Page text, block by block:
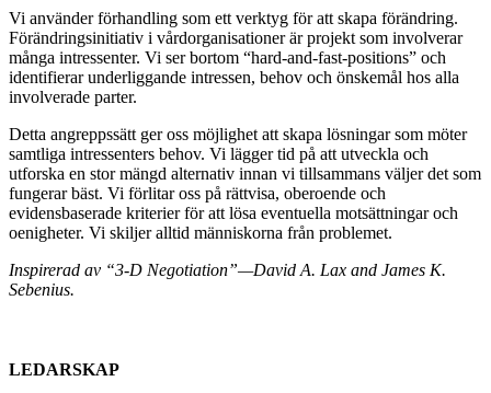
Vi använder förhandling som ett verktyg för att skapa förändring.
Förändringsinitiativ i vårdorganisationer är projekt som involverar
många intressenter. Vi ser bortom “hard-and-fast-positions” och
identifierar underliggande intressen, behov och önskemål hos alla
involverade parter.
Detta angreppssätt ger oss möjlighet att skapa lösningar som möter
samtliga intressenters behov. Vi lägger tid på att utveckla och
utforska en stor mängd alternativ innan vi tillsammans väljer det som
fungerar bäst. Vi förlitar oss på rättvisa, oberoende och
evidensbaserade kriterier för att lösa eventuella motsättningar och
oenigheter. Vi skiljer alltid människorna från problemet.
Inspirerad av “3-D Negotiation”—David A. Lax and James K.
Sebenius.
LEDARSKAP